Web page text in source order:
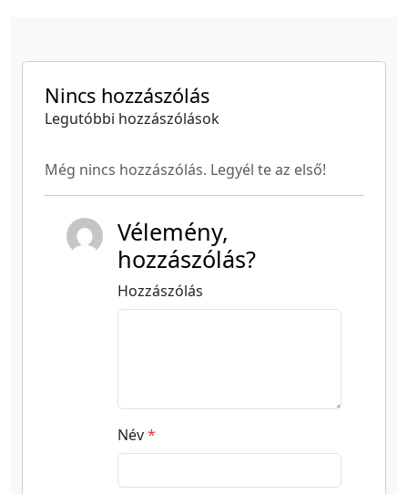
Nincs hozzászólás
Legutóbbi hozzászólások
Még nincs hozzászólás. Legyél te az első!
Vélemény,
hozzászólás?
Hozzászólás
Név*